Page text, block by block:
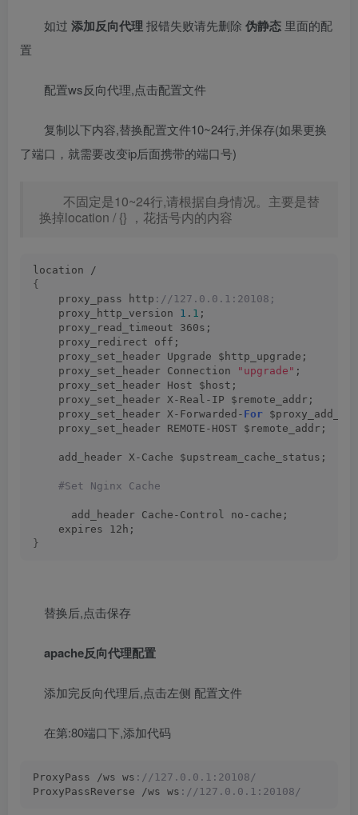
如过 添加反向代理 报错失败请先删除 伪静态 里面的配
置
配置ws反向代理,点击配置文件
复制以下内容,替换配置文件10~24行,并保存(如果更换
了端口，就需要改变ip后面携带的端口号)
不固定是10~24行,请根据自身情况。主要是替
换掉location / {} ，花括号内的内容
location /
{
    proxy_pass http
://127.0.0.1:20108;
    proxy_http_version
1 . 1 ;
    proxy_read_timeout 360s;
    proxy_redirect off;
    proxy_set_header Upgrade $http_upgrade;
    proxy_set_header Connection
"upgrade" ;
    proxy_set_header Host $host;
    proxy_set_header X-Real-IP $remote_addr;
    proxy_set_header X-Forwarded-
For
    proxy_set_header REMOTE-HOST $remote_addr;
    add_header X-Cache $upstream_cache_status;
#Set Nginx Cache
      add_header Cache-Control no-cache;
    expires 12h;
}
替换后,点击保存
apache反向代理配置
添加完反向代理后,点击左侧 配置文件
在第:80端口下,添加代码
ProxyPass /ws ws ://127.0.0.1:20108/
ProxyPassReverse /ws ws ://127.0.0.1:20108/